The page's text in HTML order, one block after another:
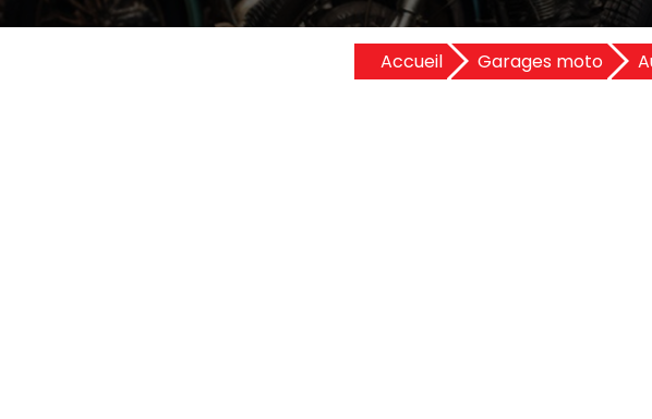
Accueil Garages moto